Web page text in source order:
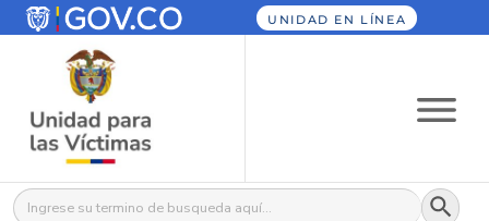
UNIDAD EN LÍNEA
Buscar: Botón